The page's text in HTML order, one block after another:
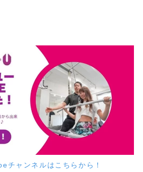
チャンネルはこちらから！